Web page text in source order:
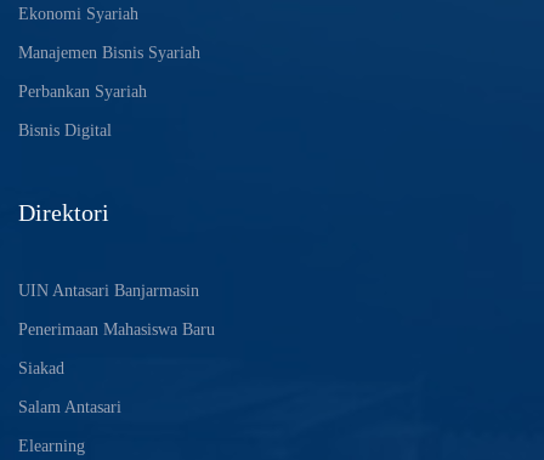
Ekonomi Syariah
Manajemen Bisnis Syariah
Perbankan Syariah
Bisnis Digital
Direktori
UIN Antasari Banjarmasin
Penerimaan Mahasiswa Baru
Siakad
Salam Antasari
Elearning